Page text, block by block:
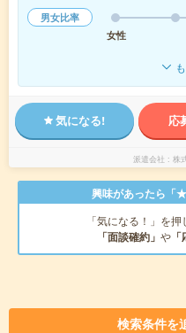
男女比率
女性
気になる! 応
派遣会社 株
興味があったら「
「気になる！」を
「面談確約」 や
検索条件を